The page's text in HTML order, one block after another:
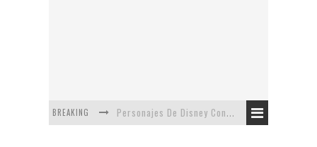
BREAKING Personajes De Disney Con Vestuarios Contemporáneos